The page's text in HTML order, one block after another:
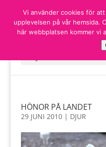
HÖNOR PÅ LANDET
29 JUNI 2010| DJUR
Vi använder cookies för
upplevelsen på vår hemsida.
här webbplatsen kommer vi